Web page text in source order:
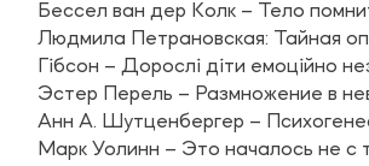
Бессел ван дер Колк – Тело
Людмила Петрановская: Тайная
Гібсон – Дорослі діти емоційно
Эстер Перель – Размножение в
Анн А. Шутценбергер –
Марк Уолинн – Это началось не с